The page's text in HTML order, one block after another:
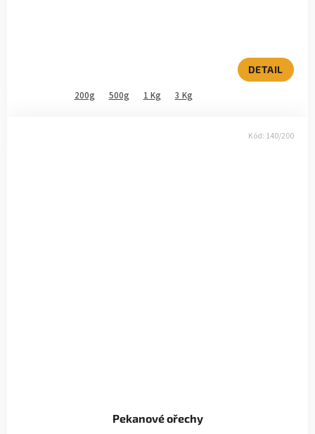
DETAIL
200g 500g 1 Kg 3 Kg
Pekanové ořechy
Kód: 140/200